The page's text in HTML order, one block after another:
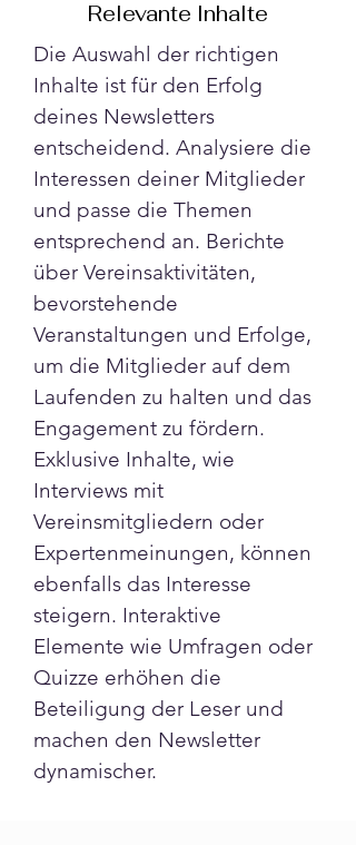
Relevante Inhalte
Die Auswahl der richtigen
Inhalte ist für den Erfolg
deines Newsletters
entscheidend. Analysiere die
Interessen deiner Mitglieder
und passe die Themen
entsprechend an. Berichte
über Vereinsaktivitäten,
bevorstehende
Veranstaltungen und Erfolge,
um die Mitglieder auf dem
Laufenden zu halten und das
Engagement zu fördern.
Exklusive Inhalte, wie
Interviews mit
Vereinsmitgliedern oder
Expertenmeinungen, können
ebenfalls das Interesse
steigern. Interaktive
Elemente wie Umfragen oder
Quizze erhöhen die
Beteiligung der Leser und
machen den Newsletter
dynamischer.